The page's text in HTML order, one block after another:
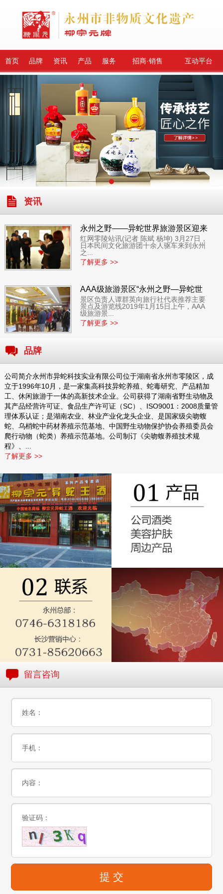
首页 品牌 资讯 产品 服务 招商·销售 互动平台
资讯
永州之野——异蛇世界旅游景区迎来
外国客人
红网零陵站讯(记者 陈斌 杨坤) 3月27日，
日本民间文化旅游团十余人驱车来到永州
之...
了解更多 >>
AAA级旅游景区“永州之野—异蛇世
界”邀国内百家旅行社来景区参观
景区负责人谭群英向旅行社代表推荐主要
景点及游览线2019年1月15日上午，AAA
级旅游景...
了解更多 >>
品牌
公司简介永州市异蛇科技实业有限公司位于湖南省永州市零陵区，成
立于1996年10月，是一家集高科技异蛇养殖、蛇毒研究、产品精加
工、休闲旅游于一体的高新技术企业。公司获得了湖南省野生动物及
其产品经营许可证、食品生产许可证（SC）、ISO9001：2008质量管
理体系认证；是湖南农业、林业产业化龙头企业、是国家级尖吻蝮
蛇、乌梢蛇中药材养殖示范基地、中国野生动物保护协会养殖委员会
爬行动物（蛇类）养殖示范基地。公司制订《尖吻蝮养殖技术规
程》、...
了解更多 >>
留言咨询
姓名：
手机：
内容：
验证码：